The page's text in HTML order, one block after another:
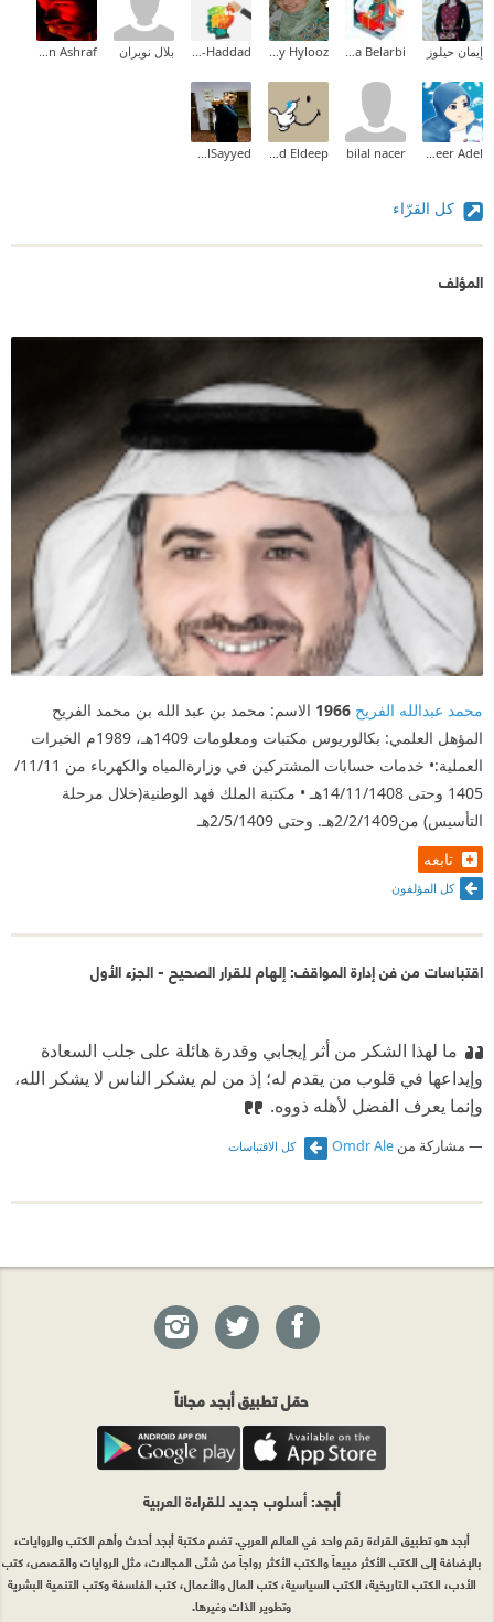
إيمان حيلوز Halima Belarbi
Hanady Hylooz Mervat Al-Haddad أملي بالله بلال نويران Safei El-Rahmman Ashraf
Abeer Adel
bilal nacer
Ahmed Eldeep
Mohammed AlSayyed
كل القرّاء
المؤلف
محمد عبدالله الفريح 1966 الاسم: محمد بن عبد الله بن محمد الفريح
المؤهل العلمي: بكالوريوس مكتبات ومعلومات 1409هـ، 1989م الخبرات
العملية:• خدمات حسابات المشتركين في وزارةالمياه والكهرباء من 11/11/
1405 وحتى 14/11/1408هـ • مكتبة الملك فهد الوطنية(خلال مرحلة
التأسيس) من2/2/1409هـ. وحتى 2/5/1409هـ
تابعه
كل المؤلفون
اقتباسات من فن إدارة المواقف: إلهام للقرار الصحيح - الجزء الأول
ما لهذا الشكر من أثر إيجابي وقدرة هائلة على جلب السعادة
وإيداعها في قلوب من يقدم له؛ إذ من لم يشكر الناس لا يشكر الله،
وإنما يعرف الفضل لأهله ذووه.‏
مشاركة من Omdr Ale كل الاقتباسات
حمّل تطبيق أبجد مجاناً
أبجد: أسلوب جديد للقراءة العربية
أبجد هو تطبيق القراءة رقم واحد في العالم العربي. تضم مكتبة أبجد أحدث وأهم الكتب والروايات،
بالإضافة إلى الكتب الأكثر مبيعاً والكتب الأكثر رواجاً من شتّى المجالات، مثل الروايات والقصص، كتب
الأدب، الكتب التاريخية، الكتب السياسية، كتب المال والأعمال، كتب الفلسفة وكتب التنمية البشرية
وتطوير الذات وغيرها.